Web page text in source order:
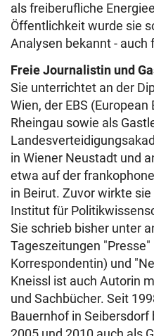
als freiberufliche
Öffentlichkeit wurde sie
Analysen bekannt - auch
Freie Journalistin und
Sie unterrichtet an der
Wien, der EBS
Rheingau sowie als
in Wiener Neustadt und
etwa auf der
in Beirut. Zuvor wirkte
Institut für
Sie schrieb bisher unter
Tageszeitungen
Korrespondentin) und
Kneissl ist auch Autorin
und Sachbücher. Seit
Bauernhof in Seibersdorf